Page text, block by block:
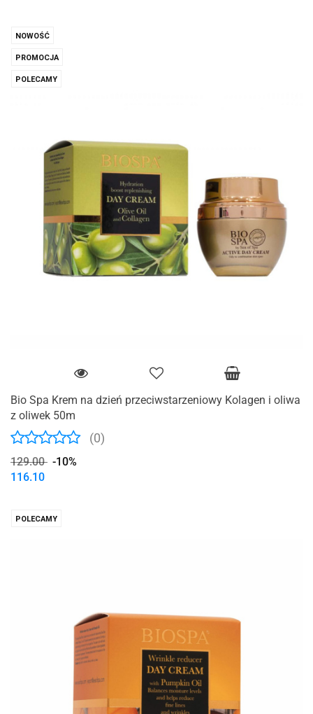
NOWOŚĆ
PROMOCJA
POLECAMY
Bio Spa Krem na dzień przeciwstarzeniowy Kolagen i oliwa
z oliwek 50m
(0)
129.00 -10%
116.10
POLECAMY